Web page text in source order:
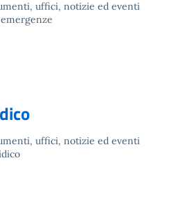
uffici, notizie ed eventi
uffici, notizie ed eventi